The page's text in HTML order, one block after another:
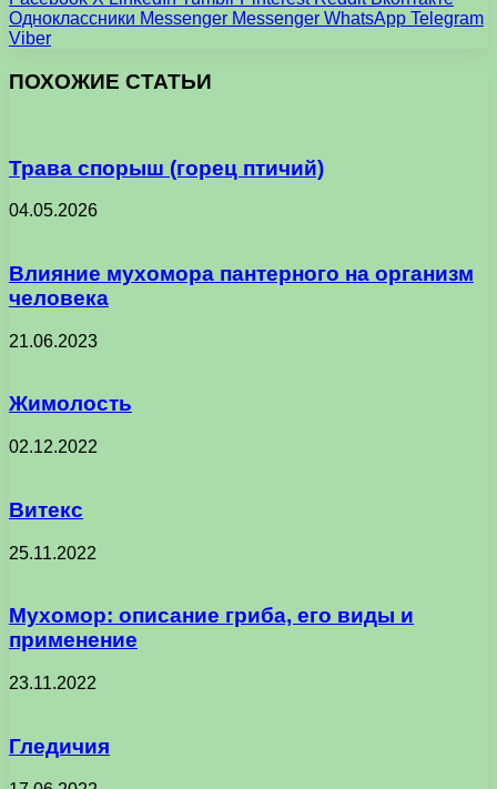
Одноклассники Messenger Messenger WhatsApp Telegram
Viber
ПОХОЖИЕ СТАТЬИ
Трава спорыш (горец птичий)
04.05.2026
Влияние мухомора пантерного на организм
человека
21.06.2023
Жимолость
02.12.2022
Витекс
25.11.2022
Мухомор: описание гриба, его виды и
применение
23.11.2022
Гледичия